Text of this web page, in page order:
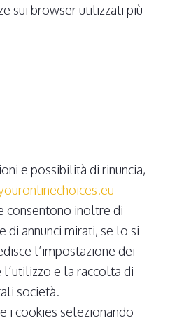
sui browser utilizzati più
e possibilità di rinuncia,
consentono inoltre di
di annunci mirati, se lo si
l’impostazione dei
e la raccolta di
società.
i cookies selezionando